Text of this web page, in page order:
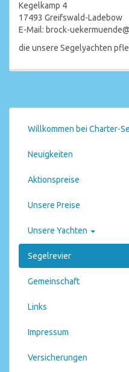
Kegelkamp 4
17493 Greifswald-Ladebow
E-Mail: brock-
die unsere Segelyachten
Willkommen bei Charter-
Neuigkeiten
Aktionspreise
Unsere Preise
Unsere Yachten
Segelrevier
Gemeinschaft
Links
Impressum
Versicherungen